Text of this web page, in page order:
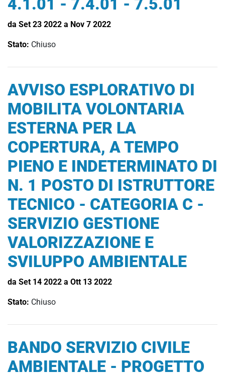
4.1.01 - 7.4.01 - 7.5.01
da Set 23 2022 a Nov 7 2022
Stato: Chiuso
AVVISO ESPLORATIVO DI
MOBILITA VOLONTARIA
ESTERNA PER LA
COPERTURA, A TEMPO
PIENO E INDETERMINATO DI
N. 1 POSTO DI ISTRUTTORE
TECNICO - CATEGORIA C -
SERVIZIO GESTIONE
VALORIZZAZIONE E
SVILUPPO AMBIENTALE
da Set 14 2022 a Ott 13 2022
Stato: Chiuso
BANDO SERVIZIO CIVILE
AMBIENTALE - PROGETTO